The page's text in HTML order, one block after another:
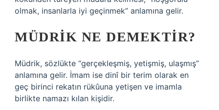
olmak, insanlarla iyi geçinmek” anlamına gelir.
MÜDRIK NE DEMEKTIR?
Müdrik, sözlükte “gerçekleşmiş, yetişmiş, ulaşmış”
anlamına gelir. İmam ise dinî bir terim olarak en
geç birinci rekatın rükûuna yetişen ve imamla
birlikte namazı kılan kişidir.